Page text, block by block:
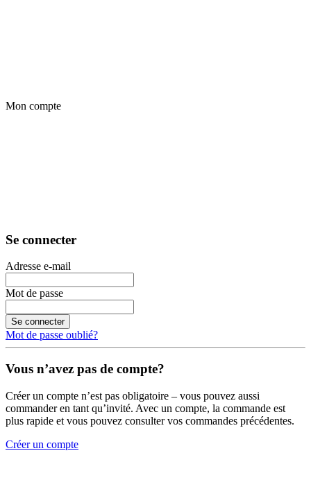
Mon compte
Se connecter
Adresse e-mail
Mot de passe
Se connecter
Mot de passe oublié?
Vous n’avez pas de compte?
Créer un compte n’est pas obligatoire – vous pouvez aussi
commander en tant qu’invité. Avec un compte, la commande est
plus rapide et vous pouvez consulter vos commandes précédentes.
Créer un compte